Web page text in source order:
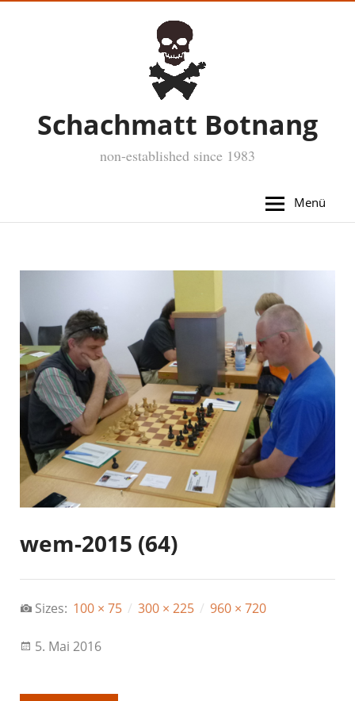
Schachmatt Botnang
non-established since 1983
Menü
wem-2015 (64)
Sizes: 100 × 75 / 300 × 225 / 960 × 720
5. Mai 2016